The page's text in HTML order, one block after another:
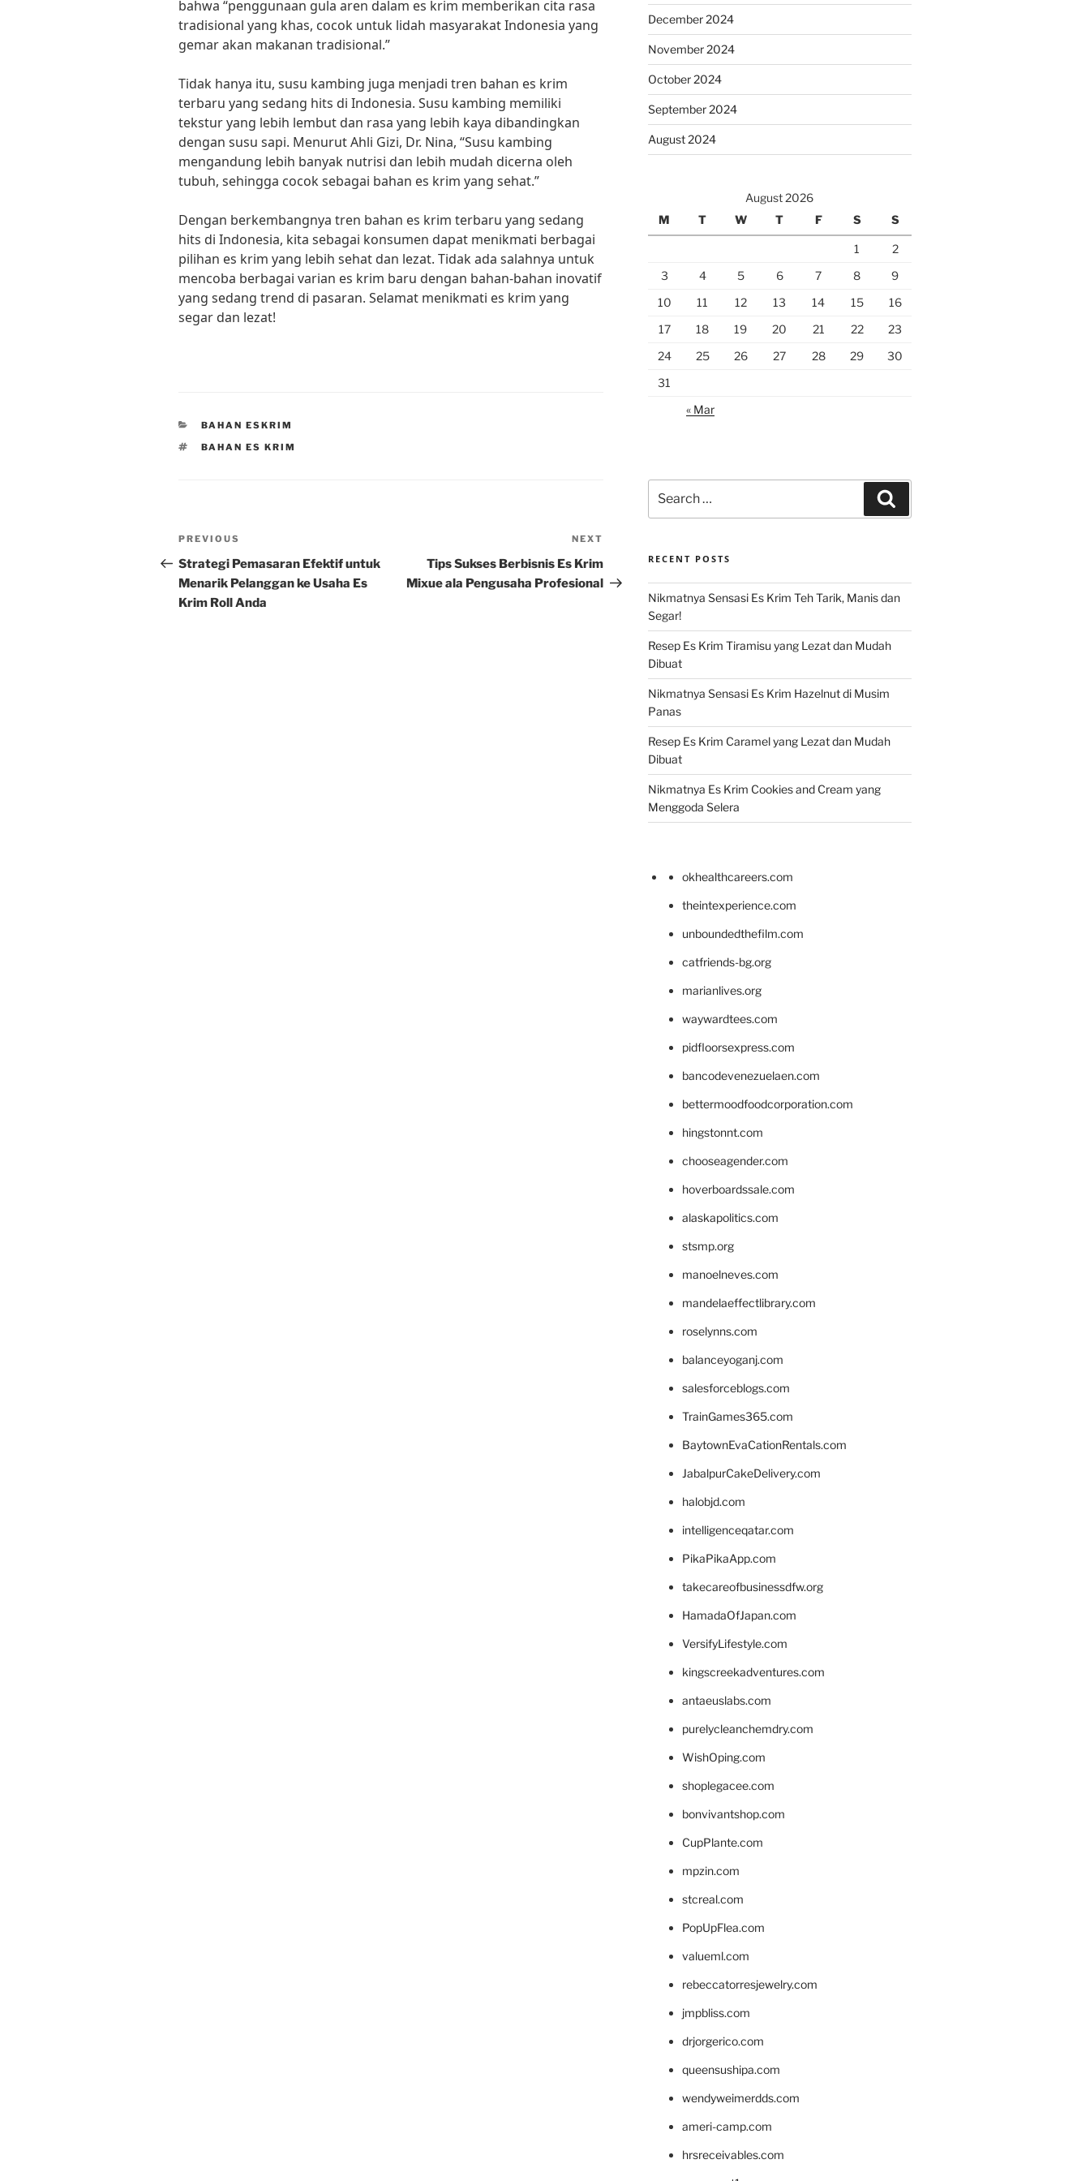
bahwa “penggunaan gula aren dalam es krim memberikan cita rasa
tradisional yang khas, cocok untuk lidah masyarakat Indonesia yang
gemar akan makanan tradisional.”
Tidak hanya itu, susu kambing juga menjadi tren bahan es krim
terbaru yang sedang hits di Indonesia. Susu kambing memiliki
tekstur yang lebih lembut dan rasa yang lebih kaya dibandingkan
dengan susu sapi. Menurut Ahli Gizi, Dr. Nina, “Susu kambing
mengandung lebih banyak nutrisi dan lebih mudah dicerna oleh
tubuh, sehingga cocok sebagai bahan es krim yang sehat.”
Dengan berkembangnya tren bahan es krim terbaru yang sedang
hits di Indonesia, kita sebagai konsumen dapat menikmati berbagai
pilihan es krim yang lebih sehat dan lezat. Tidak ada salahnya untuk
mencoba berbagai varian es krim baru dengan bahan-bahan inovatif
yang sedang trend di pasaran. Selamat menikmati es krim yang
segar dan lezat!
CATEGORIES
BAHAN ESKRIM
TAGS
BAHAN ES KRIM
Post
navigation
Previous
Post
PREVIOUS
Strategi Pemasaran Efektif untuk
Menarik Pelanggan ke Usaha Es
Krim Roll Anda
Post
NEXT
Tips Sukses Berbisnis Es Krim
Mixue ala Pengusaha Profesional
December 2024
November 2024
October 2024
September 2024
August 2024
August 2026
M
T W T F S S
1
2
3
4 5 6 7 8
9
10
11 12 13 14 15
16
17
18 19 20 21 22
23
24
25 26 27 28 29
30
31
« Mar
for:
RECENT POSTS
Nikmatnya Sensasi Es Krim Teh Tarik, Manis dan
Segar!
Resep Es Krim Tiramisu yang Lezat dan Mudah
Dibuat
Nikmatnya Sensasi Es Krim Hazelnut di Musim
Panas
Resep Es Krim Caramel yang Lezat dan Mudah
Dibuat
Nikmatnya Es Krim Cookies and Cream yang
Menggoda Selera
okhealthcareers.com
theintexperience.com
unboundedthefilm.com
catfriends-bg.org
marianlives.org
waywardtees.com
pidfloorsexpress.com
bancodevenezuelaen.com
bettermoodfoodcorporation.com
hingstonnt.com
chooseagender.com
hoverboardssale.com
alaskapolitics.com
stsmp.org
manoelneves.com
mandelaeffectlibrary.com
roselynns.com
balanceyoganj.com
salesforceblogs.com
TrainGames365.com
BaytownEvaCationRentals.com
JabalpurCakeDelivery.com
halobjd.com
intelligenceqatar.com
PikaPikaApp.com
takecareofbusinessdfw.org
HamadaOfJapan.com
VersifyLifestyle.com
kingscreekadventures.com
antaeuslabs.com
purelycleanchemdry.com
WishOping.com
shoplegacee.com
bonvivantshop.com
CupPlante.com
mpzin.com
stcreal.com
PopUpFlea.com
valueml.com
rebeccatorresjewelry.com
jmpbliss.com
drjorgerico.com
queensushipa.com
wendyweimerdds.com
ameri-camp.com
hrsreceivables.com